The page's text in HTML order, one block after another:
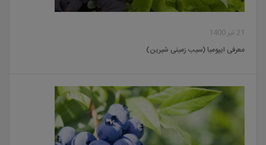
21 تیر 1400
معرفی ایپومیا (سیب زمینی شیرین)